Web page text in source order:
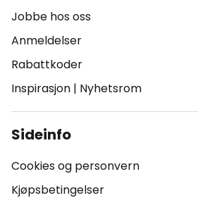
Jobbe hos oss
Anmeldelser
Rabattkoder
Inspirasjon | Nyhetsrom
Sideinfo
Cookies og personvern
Kjøpsbetingelser